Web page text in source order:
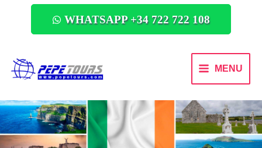
WHATSAPP +34 722 722 108
MENU